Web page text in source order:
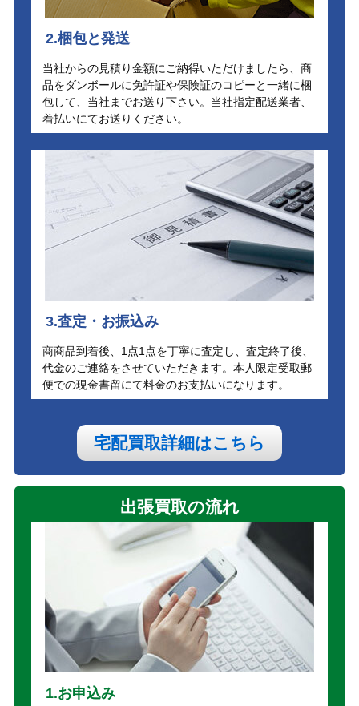
2.梱包と発送
当社からの見積り金額にご納得いただけましたら、商
品をダンボールに免許証や保険証のコピーと一緒に梱
包して、当社までお送り下さい。当社指定配送業者、
着払いにてお送りください。
3.査定・お振込み
商商品到着後、1点1点を丁寧に査定し、査定終了後、
代金のご連絡をさせていただきます。本人限定受取郵
便での現金書留にて料金のお支払いになります。
宅配買取詳細はこちら
出張買取の流れ
1.お申込み